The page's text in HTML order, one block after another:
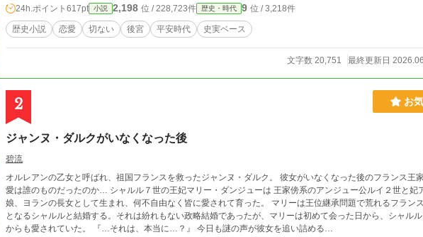
24h.ポイント 617pt 小説 2,198 位 / 228,723件 歴史・時代 9 位 / 3,218件
歴史小説 恋愛 切ない 後宮 平安時代 史実ベース
文字数 20,751 最終更新日
2 お
ジャンヌ・ダルクがいなくなった後
碧流
オルレアンの乙女と呼ばれ、祖国フランスを救ったジャンヌ・ダルク。 彼女がいなくなった後のフランス王
愛は誰のものだったのか… シャルル７世の王妃マリー・ダンジューは 王家傍系のアンジュー公ルイ２世と妃アラゴン王フアン１世の
娘、ヨランの長女として生まれ、何不自由なく皆に愛されて育った。 マリーは王位継承問題で荒れるフランス王家のため、又従兄弟
となるシャルルと結婚する。それは紛れもない政略結婚であったが、マリーは初めて会った日から、シャル
からも愛されていた。 『…それは、本当に…？』 今日も謎の声が彼女を追い詰める…